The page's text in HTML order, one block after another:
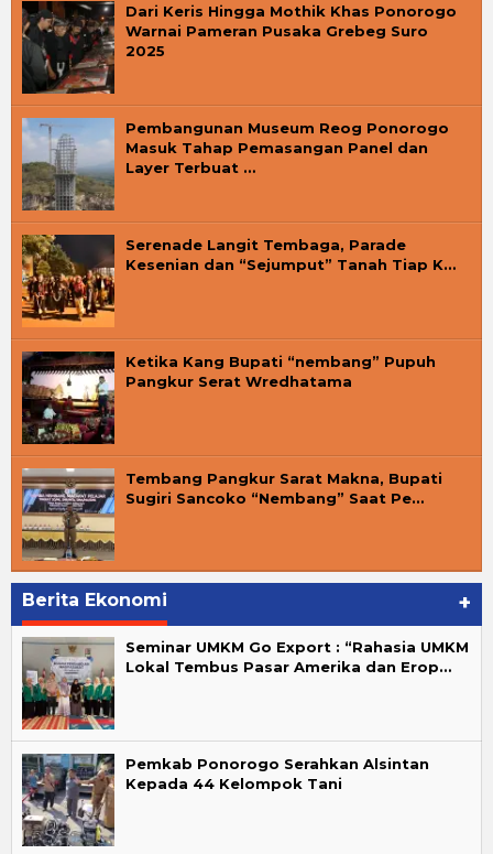
Dari Keris Hingga Mothik Khas Ponorogo
Warnai Pameran Pusaka Grebeg Suro
2025
Pembangunan Museum Reog Ponorogo
Masuk Tahap Pemasangan Panel dan
Layer Terbuat …
Serenade Langit Tembaga, Parade
Kesenian dan “Sejumput” Tanah Tiap K…
Ketika Kang Bupati “nembang” Pupuh
Pangkur Serat Wredhatama
Tembang Pangkur Sarat Makna, Bupati
Sugiri Sancoko “Nembang” Saat Pe…
Berita Ekonomi +
Seminar UMKM Go Export : “Rahasia UMKM
Lokal Tembus Pasar Amerika dan Erop…
Pemkab Ponorogo Serahkan Alsintan
Kepada 44 Kelompok Tani